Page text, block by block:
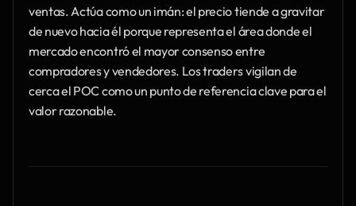
ventas. Actúa como un imán: el precio tiende a gravitar
de nuevo hacia él porque representa el área donde el
mercado encontró el mayor consenso entre
compradores y vendedores. Los traders vigilan de
cerca el POC como un punto de referencia clave para el
valor razonable.